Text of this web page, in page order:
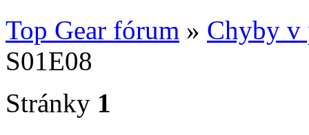
Top Gear fórum » Chyby v
S01E08
Stránky 1